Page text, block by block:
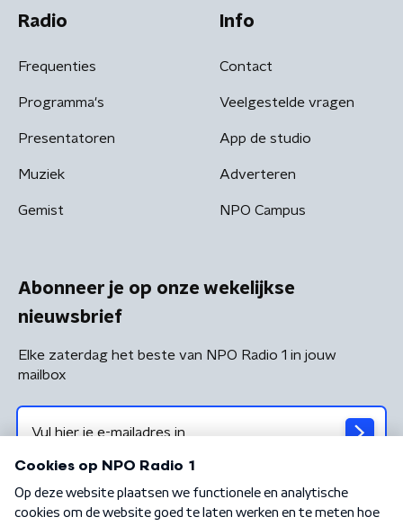
Radio
Frequenties
Programma's
Presentatoren
Muziek
Gemist
Info
Contact
Veelgestelde vragen
App de studio
Adverteren
NPO Campus
Abonneer je op onze wekelijkse
nieuwsbrief
Elke zaterdag het beste van NPO Radio 1 in jouw
mailbox